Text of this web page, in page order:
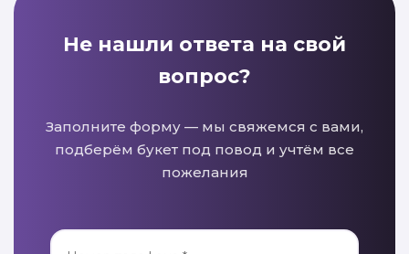
Не нашли ответа на свой
вопрос?
Заполните форму — мы свяжемся с вами,
подберём букет под повод и учтём все
пожелания